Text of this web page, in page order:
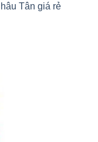
Tân giá rẻ